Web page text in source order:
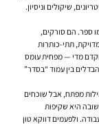
שיקולים וניסיון.
ספר. הם סורקים,
תתי-כותרות
מדי — מפחית עומס
בין עמוד “בסדר”
מפתח, אבל שוכחים
היא שקיפות
ולפעמים דווקא טון